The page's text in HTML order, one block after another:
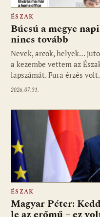
ÉSZAK
Búcsú a megye
nincs tovább
Nevek, arcok, helyek…
a kezembe vettem az
lapszámát. Fura érzés
2026.07.31.
ÉSZAK
Magyar Péter: